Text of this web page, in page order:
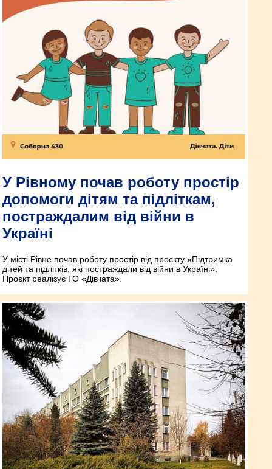
У Рівному почав роботу простір
допомоги дітям та підліткам,
постраждалим від війни в
Україні
У місті Рівне почав роботу простір від проєкту «Підтримка
дітей та підлітків, які постраждали від війни в Україні».
Проєкт реалізує ГО «Дівчата».